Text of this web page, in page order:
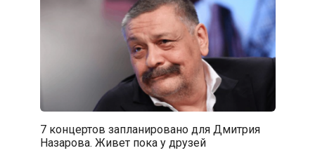
7 концертов запланировано для Дмитрия
Назарова. Живет пока у друзей